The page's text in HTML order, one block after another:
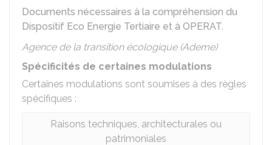
Documents nécessaires à la compréhension du
Dispositif Eco Energie Tertiaire et à OPERAT.
Agence de la transition écologique (Ademe)
Spécificités de certaines modulations
Certaines modulations sont soumises à des règles
spécifiques :
Raisons techniques, architecturales ou
patrimoniales